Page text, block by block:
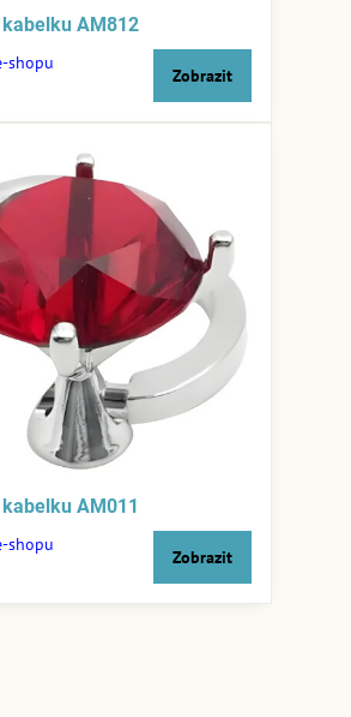
AM812
shopu
Zobrazit
AM011
shopu
Zobrazit